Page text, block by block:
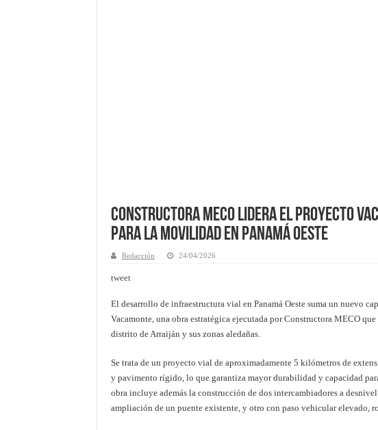
Constructora MECO lidera el Proyecto
para la movilidad en Panamá Oeste
Redacción 24/04/2026
tweet
El desarrollo de infraestructura vial en Panamá Oeste suma un nuevo
Vacamonte, una obra estratégica ejecutada por Constructora MECO
distrito de Arraiján y sus zonas aledañas.
Se trata de un proyecto vial de aproximadamente 5 kilómetros de
y pavimento rígido, lo que garantiza mayor durabilidad y capacidad
obra incluye además la construcción de dos intercambiadores a
ampliación de un puente existente, y otro con paso vehicular elevado,